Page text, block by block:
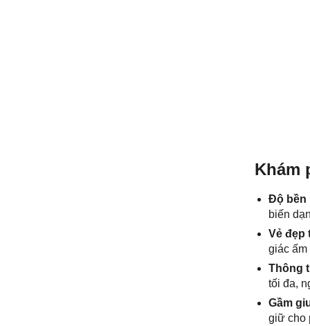
Khám
Độ bền
biến
Vẻ đẹp
giác ấm
Thông
tối đa,
Gầm
giữ cho